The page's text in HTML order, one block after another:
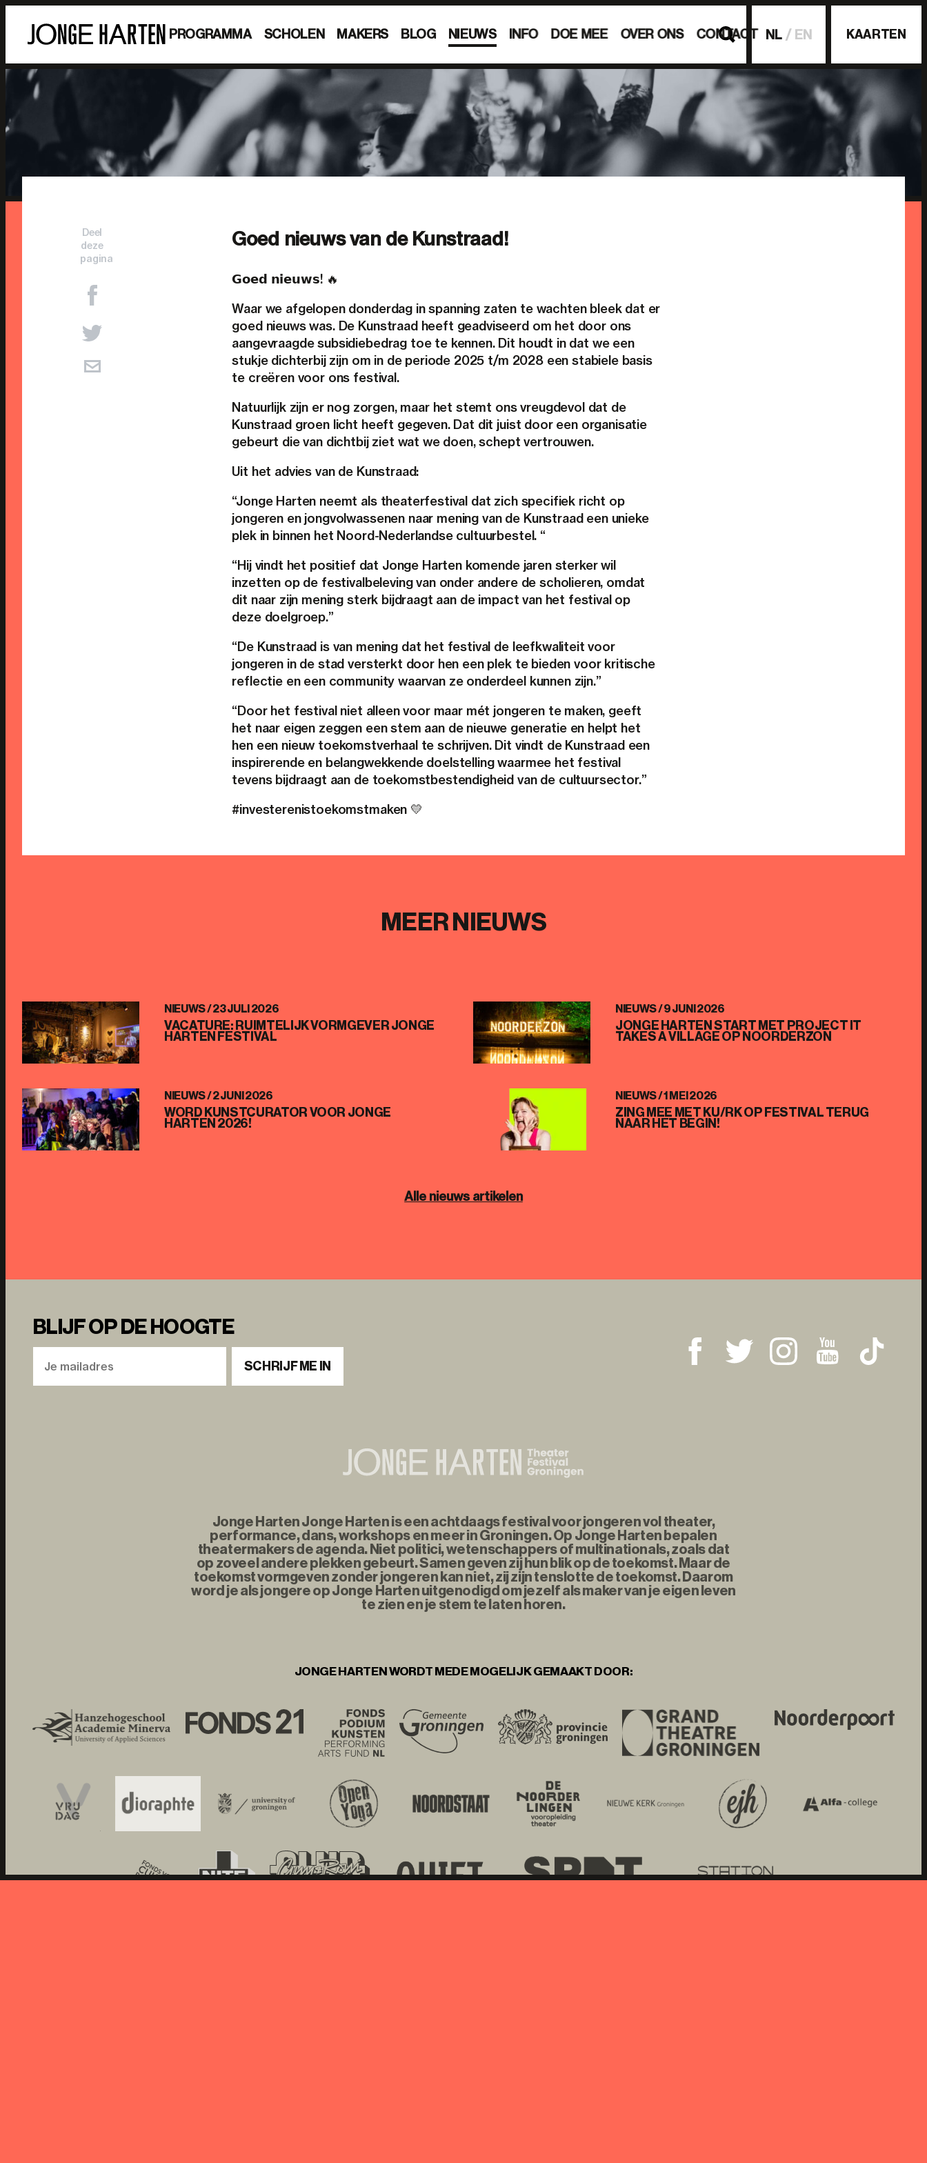
NL EN KAARTEN
PROGRAMMA SCHOLEN MAKERS BLOG NIEUWS INFO DOE MEE OVER ONS CONTACT
Goed nieuws van de Kunstraad!
𝗚𝗼𝗲𝗱 𝗻𝗶𝗲𝘂𝘄𝘀! 🔥
Waar we afgelopen donderdag in spanning zaten te wachten bleek dat er
goed nieuws was. De Kunstraad heeft geadviseerd om het door ons
aangevraagde subsidiebedrag toe te kennen. Dit houdt in dat we een
stukje dichterbij zijn om in de periode 2025 t/m 2028 een stabiele basis
te creëren voor ons festival.
Natuurlijk zijn er nog zorgen, maar het stemt ons vreugdevol dat de
Kunstraad groen licht heeft gegeven. Dat dit juist door een organisatie
gebeurt die van dichtbij ziet wat we doen, schept vertrouwen.
Uit het advies van de Kunstraad:
“Jonge Harten neemt als theaterfestival dat zich specifiek richt op
jongeren en jongvolwassenen naar mening van de Kunstraad een unieke
plek in binnen het Noord-Nederlandse cultuurbestel. “
“Hij vindt het positief dat Jonge Harten komende jaren sterker wil
inzetten op de festivalbeleving van onder andere de scholieren, omdat
dit naar zijn mening sterk bijdraagt aan de impact van het festival op
deze doelgroep.”
“De Kunstraad is van mening dat het festival de leefkwaliteit voor
jongeren in de stad versterkt door hen een plek te bieden voor kritische
reflectie en een community waarvan ze onderdeel kunnen zijn.”
“Door het festival niet alleen voor maar mét jongeren te maken, geeft
het naar eigen zeggen een stem aan de nieuwe generatie en helpt het
hen een nieuw toekomstverhaal te schrijven. Dit vindt de Kunstraad een
inspirerende en belangwekkende doelstelling waarmee het festival
tevens bijdraagt aan de toekomstbestendigheid van de cultuursector.”
#investerenistoekomstmaken 💛
Deel
deze
pagina
MEER NIEUWS
NIEUWS /23 JULI 2026
VACATURE: RUIMTELIJK VORMGEVER JONGE
HARTEN FESTIVAL
NIEUWS /9 JUNI 2026
JONGE HARTEN START MET PROJECT IT
TAKES A VILLAGE OP NOORDERZON
NIEUWS /2 JUNI 2026
WORD KUNSTCURATOR VOOR JONGE
HARTEN 2026!
NIEUWS /1 MEI 2026
ZING MEE MET KU/RK OP FESTIVAL TERUG
NAAR HET BEGIN!
Alle nieuws artikelen
BLIJF OP DE HOOGTE
SCHRIJF ME IN
Jonge Harten Jonge Harten is een achtdaags festival voor jongeren vol theater,
performance, dans, workshops en meer in Groningen. Op Jonge Harten bepalen
theatermakers de agenda. Niet politici, wetenschappers of multinationals, zoals dat
op zoveel andere plekken gebeurt. Samen geven zij hun blik op de toekomst. Maar de
toekomst vormgeven zonder jongeren kan niet, zij zijn tenslotte de toekomst. Daarom
word je als jongere op Jonge Harten uitgenodigd om jezelf als maker van je eigen leven
te zien en je stem te laten horen.
JONGE HARTEN WORDT MEDE MOGELIJK GEMAAKT DOOR: